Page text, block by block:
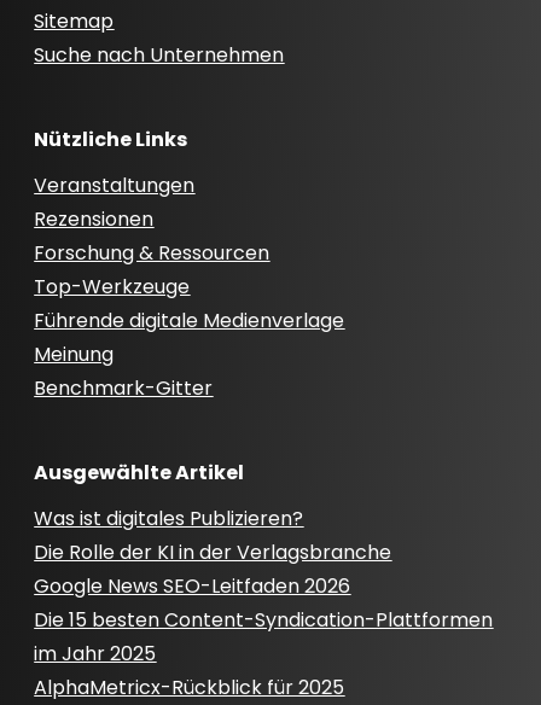
Sitemap
Suche nach Unternehmen
Nützliche Links
Veranstaltungen
Rezensionen
Forschung & Ressourcen
Top-Werkzeuge
Führende digitale Medienverlage
Meinung
Benchmark-Gitter
Ausgewählte Artikel
Was ist digitales Publizieren?
Die Rolle der KI in der Verlagsbranche
Google News SEO-Leitfaden 2026
Die 15 besten Content-Syndication-Plattformen
im Jahr 2025
AlphaMetricx-Rückblick für 2025